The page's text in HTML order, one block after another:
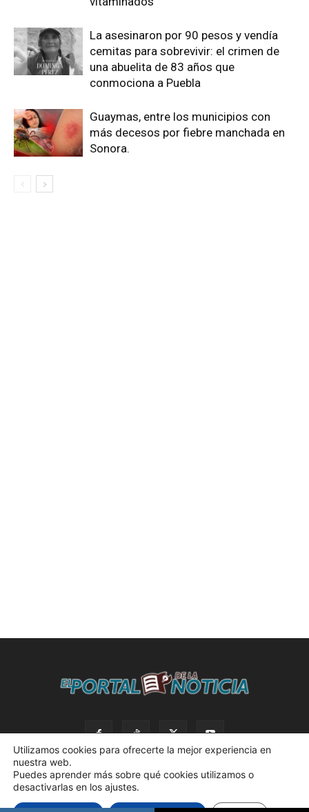
La asesinaron por 90 pesos y vendía
cemitas para sobrevivir: el crimen de
una abuelita de 83 años que
conmociona a Puebla
Guaymas, entre los municipios con
más decesos por fiebre manchada en
Sonora.
© 2023 El Portal de la Noticia. Todos los derechos reservados. |
Utilizamos cookies para ofrecerte la mejor experiencia en
nuestra web.
Puedes aprender más sobre qué cookies utilizamos o
desactivarlas en los ajustes.